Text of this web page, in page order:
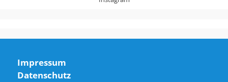
Impressum
Datenschutz